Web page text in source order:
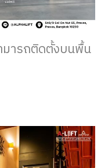
ารถติดตั้งบนพื้น